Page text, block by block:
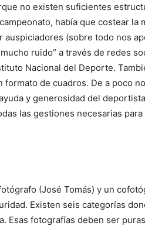
no existen suficientes
había que costear la
(sobre todo nos
ruido” a través de redes
Nacional del Deporte.
formato de cuadros. De a poco
y generosidad del
las gestiones necesarias
(José Tomás) y un
Existen seis categorías
Esas fotografías deben ser